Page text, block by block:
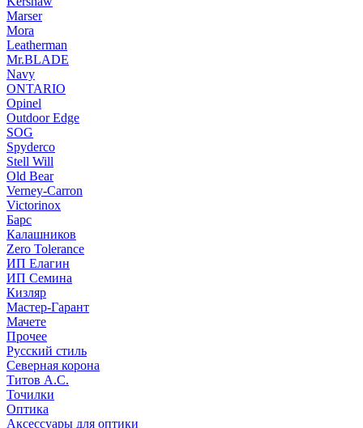
Marser
Mora
Leatherman
Mr.BLADE
Navy
ONTARIO
Opinel
Outdoor Edge
SOG
Spyderco
Stell Will
Old Bear
Verney-Carron
Victorinox
Барс
Калашников
Zero Tolerance
ИП Елагин
ИП Семина
Кизляр
Мастер-Гарант
Мачете
Прочее
Русский стиль
Северная корона
Титов А.С.
Точилки
Оптика
Аксессуары для оптики